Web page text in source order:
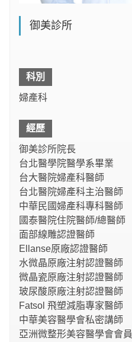
御美診所
科別
婦產科
經歷
御美診所院長
台北醫學院醫學系畢業
台大醫院婦產科醫師
台北醫院婦產科主治醫師
中華民國婦產科專科醫師
國泰醫院住院醫師/總醫師
面部線雕認證醫師
Ellanse原廠認證醫師
水微晶原廠注射認證醫師
微晶瓷原廠注射認證醫師
玻尿酸原廠注射認證醫師
Fatsol 飛塑減脂專家醫師
中華美容醫學會私密講師
亞洲微整形美容醫學會會員